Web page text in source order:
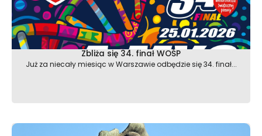
Zbliża się 34. finał WOŚP
Już za niecały miesiąc w Warszawie odbędzie się 34. finał...